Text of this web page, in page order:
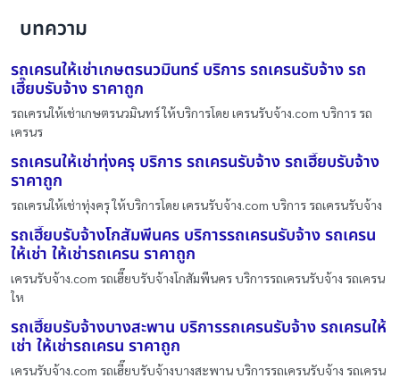
บทความ
รถเครนให้เช่าเกษตรนวมินทร์ บริการ รถเครนรับจ้าง รถ
เฮี๊ยบรับจ้าง ราคาถูก
รถเครนให้เช่าเกษตรนวมินทร์ ให้บริการโดย เครนรับจ้าง.com บริการ รถ
เครนร
รถเครนให้เช่าทุ่งครุ บริการ รถเครนรับจ้าง รถเฮี๊ยบรับจ้าง
ราคาถูก
รถเครนให้เช่าทุ่งครุ ให้บริการโดย เครนรับจ้าง.com บริการ รถเครนรับจ้าง
รถเฮี๊ยบรับจ้างโกสัมพีนคร บริการรถเครนรับจ้าง รถเครน
ให้เช่า ให้เช่ารถเครน ราคาถูก
เครนรับจ้าง.com รถเฮี๊ยบรับจ้างโกสัมพีนคร บริการรถเครนรับจ้าง รถเครน
ให
รถเฮี๊ยบรับจ้างบางสะพาน บริการรถเครนรับจ้าง รถเครนให้
เช่า ให้เช่ารถเครน ราคาถูก
เครนรับจ้าง.com รถเฮี๊ยบรับจ้างบางสะพาน บริการรถเครนรับจ้าง รถเครน